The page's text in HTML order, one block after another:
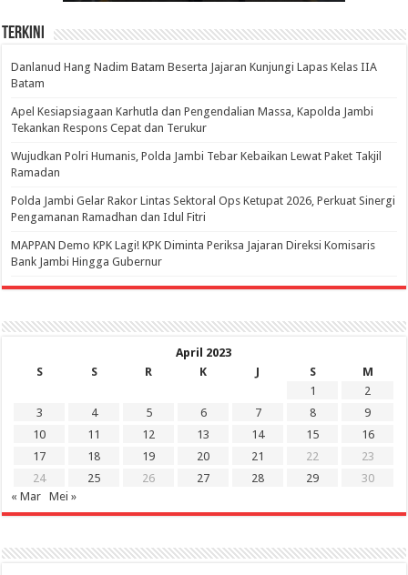
Terkini
Danlanud Hang Nadim Batam Beserta Jajaran Kunjungi Lapas Kelas IIA
Batam
Apel Kesiapsiagaan Karhutla dan Pengendalian Massa, Kapolda Jambi
Tekankan Respons Cepat dan Terukur
Wujudkan Polri Humanis, Polda Jambi Tebar Kebaikan Lewat Paket Takjil
Ramadan
Polda Jambi Gelar Rakor Lintas Sektoral Ops Ketupat 2026, Perkuat Sinergi
Pengamanan Ramadhan dan Idul Fitri
‎MAPPAN Demo KPK Lagi! KPK Diminta Periksa Jajaran Direksi Komisaris
Bank Jambi Hingga Gubernur ‎
April 2023
S
S R K J S
M
1
2
3
4 5 6 7 8
9
10
11 12 13 14 15
16
17
18 19 20 21 22
23
24
25 26 27 28 29
30
« Mar
Mei »